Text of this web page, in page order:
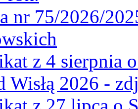
nr 75/2026/
z 4 sierpnia
Wisłą 2026 -